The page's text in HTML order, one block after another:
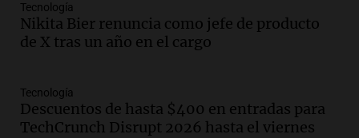
Audio.
Historiador de la UBA celebró la
marcha atrás en la Ley de Tierras:
“Frenamos un saqueo de recursos”
Episodios
Audio.Ahyre estuvo en el Estudio
Federal Sancor Seguros y adelantó su
Tecnología
Nikita Bier renuncia como jefe de producto
de X tras un año en el cargo
Tecnología
Descuentos de hasta $400 en entradas para
TechCrunch Disrupt 2026 hasta el viernes